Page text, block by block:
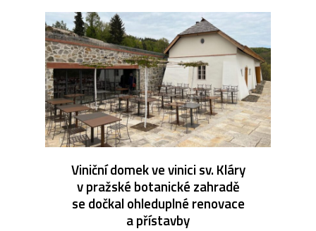
Viniční domek ve vinici sv. Kláry
v pražské botanické zahradě
se dočkal ohleduplné renovace
a přístavby